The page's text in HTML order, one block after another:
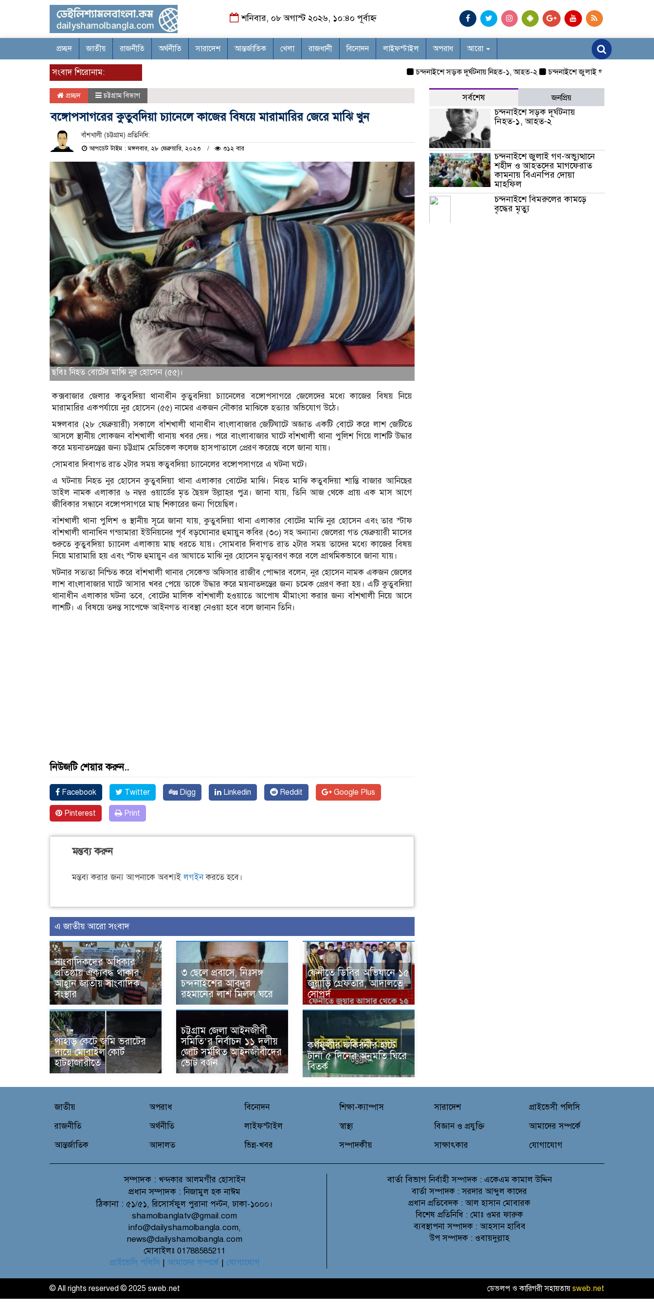
শনিবার, ০৮ অগাস্ট ২০২৬, ১০:৪০ পূর্বাহ্ন
প্রচ্ছদ জাতীয় রাজনীতি অর্থনীতি সারাদেশ আন্তর্জাতিক খেলা রাজধানী বিনোদন লাইফস্টাইল অপরাধ আরো
সংবাদ শিরোনাম: চন্দনাইশে সড়ক দূর্ঘটনায় নিহত-১, আহত-২ চন্দনাইশে জুলাই গণ-অভ্যুত্থানে শহীদ ও
প্রচ্ছদ চট্টগ্রাম বিভাগ
বঙ্গোপসাগরের কুতুবদিয়া চ্যানেলে কাজের বিষয়ে মারামারির জেরে মাঝি খুন
বাঁশখালী (চট্টগ্রাম) প্রতিনিধি:
আপডেট টাইম : মঙ্গলবার, ২৮ ফেব্রুয়ারি, ২০২৩ ৩১২ বার
ছবিঃ নিহত বোটের মাঝি নুর হোসেন (৫৫)।
কক্সবাজার জেলার কতুবদিয়া থানাধীন কুতুবদিয়া চ্যানেলের বঙ্গোপসাগরে জেলেদের মধ্যে কাজের বিষয় নিয়ে
মারামারির একপর্যায়ে নুর হোসেন (৫৫) নামের একজন নৌকার মাঝিকে হত্যার অভিযোগ উঠে।
মঙ্গলবার (২৮ ফেব্রুয়ারী) সকালে বাঁশখালী থানাধীন বাংলাবাজার জেটিঘাটে অজ্ঞাত একটি বোটে করে লাশ জেটিতে
আসলে স্থানীয় লোকজন বাঁশখালী থানায় খবর দেয়। পরে বাংলাবাজার ঘাটে বাঁশখালী থানা পুলিশ গিয়ে লাশটি উদ্ধার
করে ময়নাতদন্তের জন্য চট্টগ্রাম মেডিকেল কলেজ হাসপাতালে প্রেরণ করেছে বলে জানা যায়।
সোমবার দিবাগত রাত ২টার সময় কতুবদিয়া চ্যানেলের বঙ্গোপসাগরে এ ঘটনা ঘটে।
এ ঘটনায় নিহত নুর হোসেন কুতুবদিয়া থানা এলাকার বোটের মাঝি। নিহত মাঝি কতুবদিয়া শান্তি বাজার আনিছের
ডাইল নামক এলাকার ৬ নম্বর ওয়ার্ডের মৃত ছৈয়দ উল্লাহর পুত্র। জানা যায়, তিনি আজ থেকে প্রায় এক মাস আগে
জীবিকার সন্ধানে বঙ্গোপসাগরে মাছ শিকারের জন্য গিয়েছিল।
বাঁশখালী থানা পুলিশ ও স্থানীয় সূত্রে জানা যায়, কুতুবদিয়া থানা এলাকার বোটের মাঝি নুর হোসেন এবং তার স্টাফ
বাঁশখালী থানাধিন গন্ডামারা ইউনিয়নের পূর্ব বড়ঘোনার হুমায়ুন কবির (৩০) সহ অন্যান্য জেলেরা গত ফেব্রুয়ারী মাসের
শুরুতে কুতুবদিয়া চ্যানেল এলাকায় মাছ ধরতে যায়। সোমবার দিবাগত রাত ২টার সময় তাদের মধ্যে কাজের বিষয়
নিয়ে মারামারি হয় এবং স্টাফ হুমায়ুন এর আঘাতে মাঝি নুর হোসেন মৃত্যুবরণ করে বলে প্রাথমিকভাবে জানা যায়।
ঘটনার সত্যতা নিশ্চিত করে বাঁশখালী থানার সেকেন্ড অফিসার রাজীব পোদ্দার বলেন, নুর হোসেন নামক একজন জেলের
লাশ বাংলাবাজার ঘাটে আসার খবর পেয়ে তাকে উদ্ধার করে ময়নাতদন্তের জন্য চমেক প্রেরণ করা হয়। এটি কুতুবদিয়া
থানাধীন এলাকার ঘটনা তবে, বোটের মালিক বাঁশখালী হওয়াতে আপোষ মীমাংসা করার জন্য বাঁশখালী নিয়ে আসে
লাশটি। এ বিষয়ে তদন্ত সাপেক্ষে আইনগত ব্যবস্থা নেওয়া হবে বলে জানান তিনি।
নিউজটি শেয়ার করুন..
Facebook Twitter Digg Linkedin Reddit Google Plus
Pinterest Print
মন্তব্য করুন
মন্তব্য করার জন্য আপনাকে অবশ্যইলগইনকরতে হবে।
এ জাতীয় আরো সংবাদ
সাংবাদিকদের অধিকার
প্রতিষ্ঠায় ঐক্যবদ্ধ থাকার
আহ্বান জাতীয় সাংবাদিক
সংস্থার
৩ ছেলে প্রবাসে, নিঃসঙ্গ
চন্দনাইশের আবদুর
রহমানের লাশ মিলল ঘরে
ফেনীতে ডিবির অভিযানে ১৫
জুয়াড়ি গ্রেফতার, আদালতে
সোপর্দ
পাহাড় কেটে জমি ভরাটের
দায়ে মোবাইল কোর্ট
হাটহাজারীতে
চট্টগ্রাম জেলা আইনজীবী
সমিতি’র নির্বাচন ১১ দলীয়
জোট সর্মথিত আইনজীবীদের
ভোট বর্জন
কর্ণফুলীর ফকিরনীর হাটে
টানা ৫ দিনের অনুমতি ঘিরে
বিতর্ক
সর্বশেষ জনপ্রিয়
চন্দনাইশে সড়ক দূর্ঘটনায়
নিহত-১, আহত-২
চন্দনাইশে জুলাই গণ-অভ্যুত্থানে
শহীদ ও আহতদের মাগফেরাত
কামনায় বিএনপির দোয়া
মাহফিল
চন্দনাইশে বিমরুলের কামড়ে
বৃদ্ধের মৃত্যু
জাতীয়
রাজনীতি
আন্তর্জাতিক
অপরাধ
অর্থনীতি
আদালত
বিনোদন
লাইফস্টাইল
ভিন্ন-খবর
শিক্ষা-ক্যাম্পাস
স্বাস্থ্য
সম্পাদকীয়
সারাদেশ
বিজ্ঞান ও প্রযুক্তি
সাক্ষাৎকার
প্রাইভেসী পলিসি
আমাদের সম্পর্কে
যোগাযোগ
সম্পাদক : খন্দকার আলমগীর হোসাইন
প্রধান সম্পাদক : নিজামুল হক নাঈম
ঠিকানা : ৫১/৫১, রিসোর্সফুল পুরানা পল্টন, ঢাকা-১০০০।
shamolbanglatv@gmail.com
info@dailyshamolbangla.com,
news@dailyshamolbangla.com
মোবাইলঃ 01788585211
প্রাইভেসি পলিসি| আমাদের সম্পর্কে| যোগাযোগ
বার্তা বিভাগনির্বাহী সম্পাদক : একেএম কামাল উদ্দিন
বার্তা সম্পাদক : সরদার আব্দুল কাদের
প্রধান প্রতিবেদক : আল হাসান মোবারক
বিশেষ প্রতিনিধি : মোঃ ওমর ফারুক
ব্যবস্থাপনা সম্পাদক : আহসান হাবিব
উপ সম্পাদক : ওবায়দুল্লাহ
© All rights reserved © 2025 sweb.net ডেভলপ ও কারিগরী সহায়তায়sweb.net